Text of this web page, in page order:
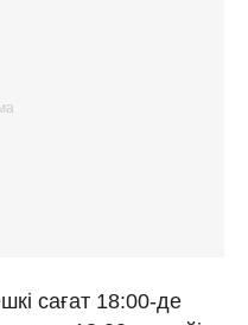
сағат 18:00-де